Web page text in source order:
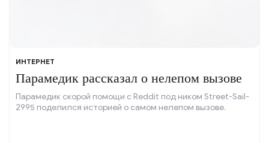
ИНТЕРНЕТ
Парамедик рассказал о нелепом вызове
Парамедик скорой помощи с Reddit под ником Street-Sail-
2995 поделился историей о самом нелепом вызове.